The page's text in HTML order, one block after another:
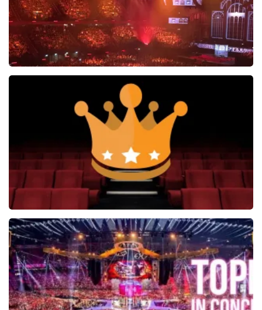
Vrienden Van Amstel Live
1252+reviews
BEKIJKEN
Soldaat van Oranje
6649+reviews
BEKIJKEN